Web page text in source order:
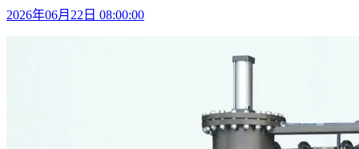
2026年06月22日 08:00:00